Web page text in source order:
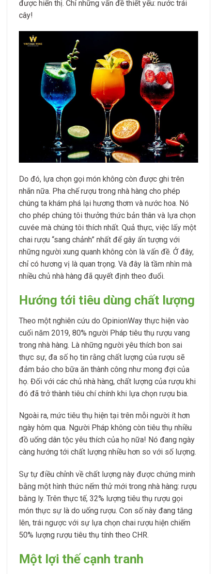
được hiển thị. Chỉ những vấn đề thiết yếu: nước trái
cây!
Do đó, lựa chọn gọi món không còn được ghi trên
nhãn nữa. Pha chế rượu trong nhà hàng cho phép
chúng ta khám phá lại hương thơm và nước hoa. Nó
cho phép chúng tôi thưởng thức bản thân và lựa chọn
cuvée mà chúng tôi thích nhất. Quả thực, việc lấy một
chai rượu “sang chảnh” nhất để gây ấn tượng với
những người xung quanh không còn là vấn đề. Ở đây,
chỉ có hương vị là quan trọng. Và đây là tầm nhìn mà
nhiều chủ nhà hàng đã quyết định theo đuổi.
Hướng tới tiêu dùng chất lượng
Theo một nghiên cứu do OpinionWay thực hiện vào
cuối năm 2019, 80% người Pháp tiêu thụ rượu vang
trong nhà hàng. Là những người yêu thích bon sai
thực sự, đa số họ tin rằng chất lượng của rượu sẽ
đảm bảo cho bữa ăn thành công như mong đợi của
họ. Đối với các chủ nhà hàng, chất lượng của rượu khi
đó đã trở thành tiêu chí chính khi lựa chọn rượu bia.
Ngoài ra, mức tiêu thụ hiện tại trên mỗi người ít hơn
ngày hôm qua. Người Pháp không còn tiêu thụ nhiều
đồ uống dân tộc yêu thích của họ nữa! Nó đang ngày
càng hướng tới chất lượng nhiều hơn so với số lượng.
Sự tự điều chỉnh về chất lượng này được chứng minh
bằng một hình thức nếm thử mới trong nhà hàng: rượu
bằng ly. Trên thực tế, 32% lượng tiêu thụ rượu gọi
món thực sự là do uống rượu. Con số này đang tăng
lên, trái ngược với sự lựa chọn chai rượu hiện chiếm
50% lượng rượu tiêu thụ tính theo CHR.
Một lợi thế cạnh tranh